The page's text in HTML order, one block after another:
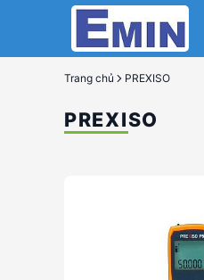
Trang chủ PREXISO
PREXISO